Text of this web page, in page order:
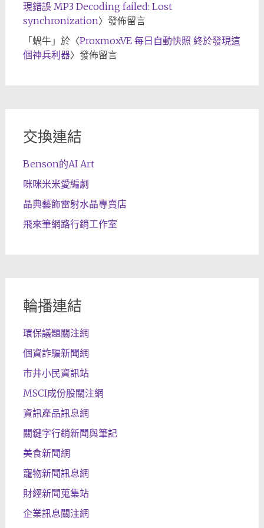
現錯誤 MP3 Decoding failed: Lost
synchronization〉發佈留言
「 蝸牛」於〈ProxmoxVE 每日自動快照 終於發現這
個神兵利器〉發佈留言
交換連結
Benson的AI Art
咪咪米米愛編劇
晶典藝飾雷射水晶專賣店
飛來筆網路行銷工作室
輪播連結
環保議題關注網
個資詐騙新聞網
市井小民資訊站
MSCI成份股關注網
資訊產品訊息網
關鍵字行銷新聞與筆記
美食新聞網
寵物新聞訊息網
財經新聞蒐集站
企業訊息關注網